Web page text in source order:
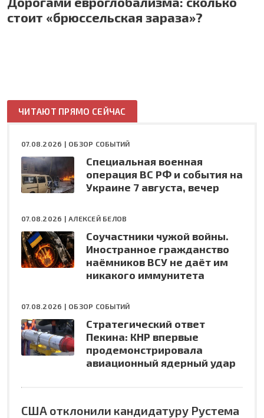
стоит «брюссельская зараза»?
ЧИТАЮТ ПРЯМО СЕЙЧАС
07.08.2026 | ОБЗОР СОБЫТИЙ
Специальная военная
операция ВС РФ и события на
Украине 7 августа, вечер
07.08.2026 | АЛЕКСЕЙ БЕЛОВ
Соучастники чужой войны.
Иностранное гражданство
наёмников ВСУ не даёт им
никакого иммунитета
07.08.2026 | ОБЗОР СОБЫТИЙ
Стратегический ответ
Пекина: КНР впервые
продемонстрировала
авиационный ядерный удар
США отклонили кандидатуру Рустема